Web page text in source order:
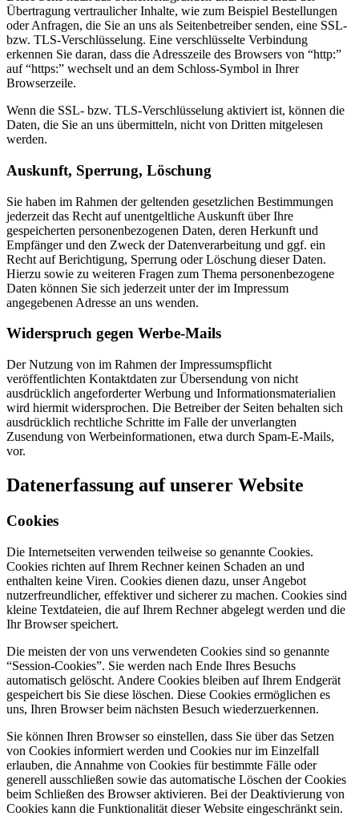
Übertragung vertraulicher Inhalte, wie zum Beispiel Bestellungen
oder Anfragen, die Sie an uns als Seitenbetreiber senden, eine SSL-
bzw. TLS-Verschlüsselung. Eine verschlüsselte Verbindung
erkennen Sie daran, dass die Adresszeile des Browsers von “http:”
auf “https:” wechselt und an dem Schloss-Symbol in Ihrer
Browserzeile.
Wenn die SSL- bzw. TLS-Verschlüsselung aktiviert ist, können die
Daten, die Sie an uns übermitteln, nicht von Dritten mitgelesen
werden.
Auskunft, Sperrung, Löschung
Sie haben im Rahmen der geltenden gesetzlichen Bestimmungen
jederzeit das Recht auf unentgeltliche Auskunft über Ihre
gespeicherten personenbezogenen Daten, deren Herkunft und
Empfänger und den Zweck der Datenverarbeitung und ggf. ein
Recht auf Berichtigung, Sperrung oder Löschung dieser Daten.
Hierzu sowie zu weiteren Fragen zum Thema personenbezogene
Daten können Sie sich jederzeit unter der im Impressum
angegebenen Adresse an uns wenden.
Widerspruch gegen Werbe-Mails
Der Nutzung von im Rahmen der Impressumspflicht
veröffentlichten Kontaktdaten zur Übersendung von nicht
ausdrücklich angeforderter Werbung und Informationsmaterialien
wird hiermit widersprochen. Die Betreiber der Seiten behalten sich
ausdrücklich rechtliche Schritte im Falle der unverlangten
Zusendung von Werbeinformationen, etwa durch Spam-E-Mails,
vor.
Datenerfassung auf unserer Website
Cookies
Die Internetseiten verwenden teilweise so genannte Cookies.
Cookies richten auf Ihrem Rechner keinen Schaden an und
enthalten keine Viren. Cookies dienen dazu, unser Angebot
nutzerfreundlicher, effektiver und sicherer zu machen. Cookies sind
kleine Textdateien, die auf Ihrem Rechner abgelegt werden und die
Ihr Browser speichert.
Die meisten der von uns verwendeten Cookies sind so genannte
“Session-Cookies”. Sie werden nach Ende Ihres Besuchs
automatisch gelöscht. Andere Cookies bleiben auf Ihrem Endgerät
gespeichert bis Sie diese löschen. Diese Cookies ermöglichen es
uns, Ihren Browser beim nächsten Besuch wiederzuerkennen.
Sie können Ihren Browser so einstellen, dass Sie über das Setzen
von Cookies informiert werden und Cookies nur im Einzelfall
erlauben, die Annahme von Cookies für bestimmte Fälle oder
generell ausschließen sowie das automatische Löschen der Cookies
beim Schließen des Browser aktivieren. Bei der Deaktivierung von
Cookies kann die Funktionalität dieser Website eingeschränkt sein.